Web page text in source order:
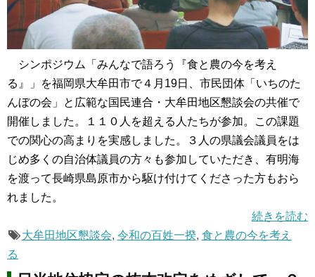
シンポジウム「みんなで語ろう『食と農の今を考え
る』」を福岡県大牟田市で４月19日、市民団体「いちのた
んぼの会」と広範な国民連合・大牟田地区懇談会の共催で
開催しました。１１０人を超える人たちが参加。この課題
での関心の高まりを実感しました。３人の県議会議員をは
じめ多くの自治体議員の方々も参加していただき、有明海
を渡って長崎県島原市から駆け付けてくださった方もおら
れました。
続きを読む
大牟田地区懇談会, 令和の百姓一揆, 食と農の今を考え
る